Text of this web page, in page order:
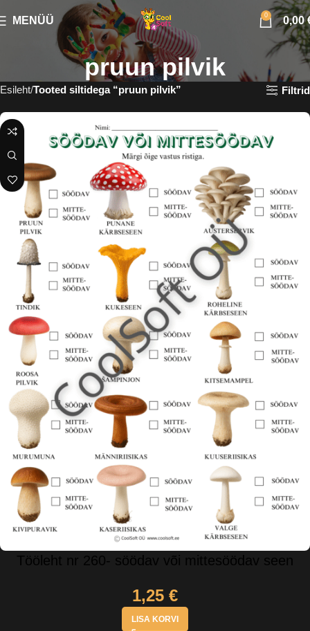
MENÜÜ 0 0,00
pruun pilvik
Esileht Tooted siltidega “pruun pilvik” Filtrid
Tööleht nr 260- söödav või mittesöödav seen
1,25 €
LISA KORVI